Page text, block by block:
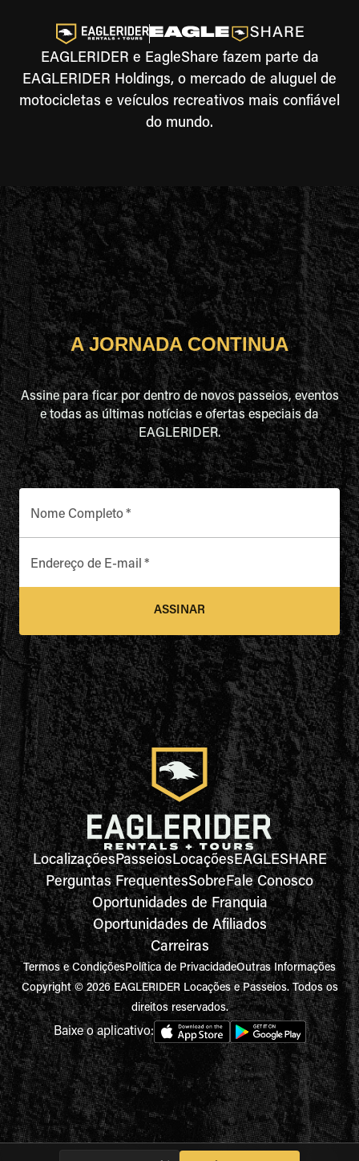
EAGLERIDER e EagleShare fazem parte da
EAGLERIDER Holdings, o mercado de aluguel de
motocicletas e veículos recreativos mais confiável
do mundo.
A JORNADA CONTINUA
Assine para ficar por dentro de novos passeios, eventos
e todas as últimas notícias e ofertas especiais da
EAGLERIDER.
Nome Completo*
Endereço de E-mail *
ASSINAR
LocalizaçõesPasseiosLocaçõesEAGLESHARE
Perguntas FrequentesSobreFale Conosco
Oportunidades de Franquia
Oportunidades de Afiliados
Carreiras
Termos e CondiçõesPolítica de PrivacidadeOutras Informações
Copyright © 2026 EAGLERIDER Locações e Passeios. Todos os
direitos reservados.
Baixe o aplicativo: